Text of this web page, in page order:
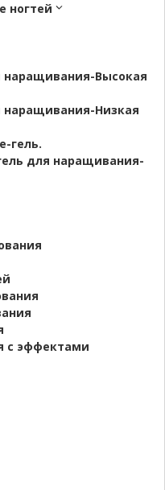
ногтей
наращивания-Высокая
наращивания-Низкая
гель.
для наращивания-
с эффектами